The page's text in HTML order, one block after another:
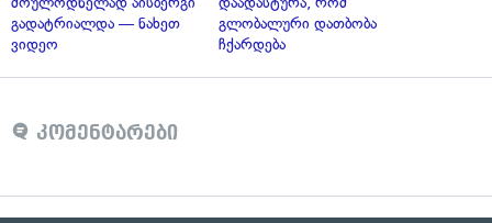
გადატრიალდა — ნახეთ
ვიდეო
გლობალური დათბობა
ჩქარდება
კომენტარები